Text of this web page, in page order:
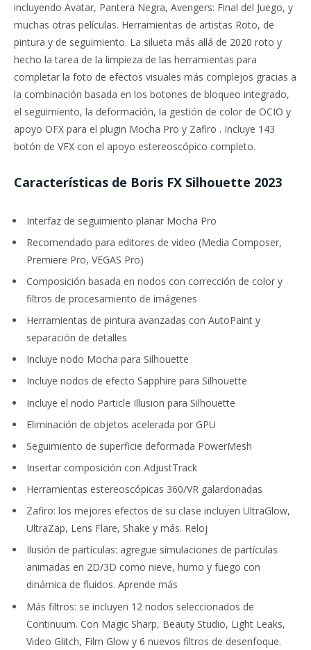
incluyendo Avatar, Pantera Negra, Avengers: Final del Juego, y
muchas otras películas. Herramientas de artistas Roto, de
pintura y de seguimiento. La silueta más allá de 2020 roto y
hecho la tarea de la limpieza de las herramientas para
completar la foto de efectos visuales más complejos gracias a
la combinación basada en los botones de bloqueo integrado,
el seguimiento, la deformación, la gestión de color de OCIO y
apoyo OFX para el plugin Mocha Pro y Zafiro . Incluye 143
botón de VFX con el apoyo estereoscópico completo.
Características de Boris FX Silhouette 2023
Interfaz de seguimiento planar Mocha Pro
Recomendado para editores de video (Media Composer,
Premiere Pro, VEGAS Pro)
Composición basada en nodos con corrección de color y
filtros de procesamiento de imágenes
Herramientas de pintura avanzadas con AutoPaint y
separación de detalles
Incluye nodo Mocha para Silhouette
Incluye nodos de efecto Sapphire para Silhouette
Incluye el nodo Particle Illusion para Silhouette
Eliminación de objetos acelerada por GPU
Seguimiento de superficie deformada PowerMesh
Insertar composición con AdjustTrack
Herramientas estereoscópicas 360/VR galardonadas
Zafiro: los mejores efectos de su clase incluyen UltraGlow,
UltraZap, Lens Flare, Shake y más. Reloj
Ilusión de partículas: agregue simulaciones de partículas
animadas en 2D/3D como nieve, humo y fuego con
dinámica de fluidos. Aprende más
Más filtros: se incluyen 12 nodos seleccionados de
Continuum. Con Magic Sharp, Beauty Studio, Light Leaks,
Video Glitch, Film Glow y 6 nuevos filtros de desenfoque.